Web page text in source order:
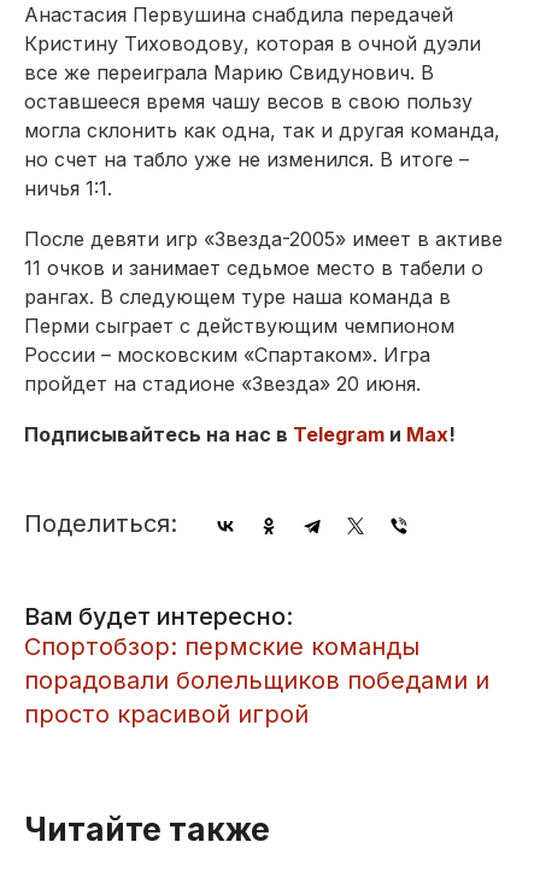
Анастасия Первушина снабдила передачей
Кристину Тиховодову, которая в очной дуэли
все же переиграла Марию Свидунович. В
оставшееся время чашу весов в свою пользу
могла склонить как одна, так и другая команда,
но счет на табло уже не изменился. В итоге –
ничья 1:1.
После девяти игр «Звезда-2005» имеет в активе
11 очков и занимает седьмое место в табели о
рангах. В следующем туре наша команда в
Перми сыграет с действующим чемпионом
России – мос­ковским «Спартаком». Игра
пройдет на стадионе «Звезда» 20 июня.
Подписывайтесь на нас в Telegram и Max!
Поделиться:
Вам будет интересно:
Спортобзор: пермские команды
порадовали болельщиков победами и
просто красивой игрой
Читайте также